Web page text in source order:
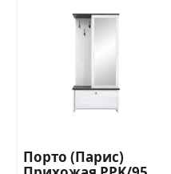
Порто (Парис)